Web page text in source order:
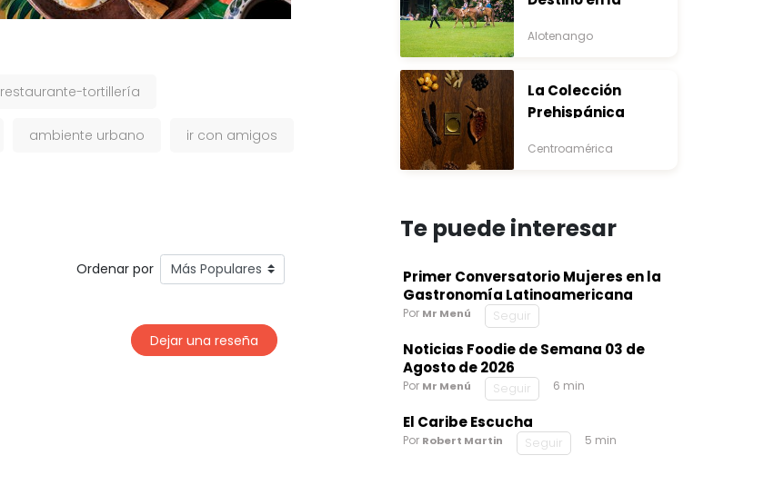
restaurante-tortillería
ambiente urbano ir con amigos
Ordenar por
Dejar una reseña
Arte y Naturaleza
Alotenango
La Colección
Prehispánica
Centroamérica
Te puede interesar
Primer Conversatorio Mujeres en la
Gastronomía Latinoamericana
Por Mr Menú Seguir
Noticias Foodie de Semana 03 de
Agosto de 2026
Por Mr Menú Seguir 6 min
El Caribe Escucha
Por Robert Martin Seguir 5 min